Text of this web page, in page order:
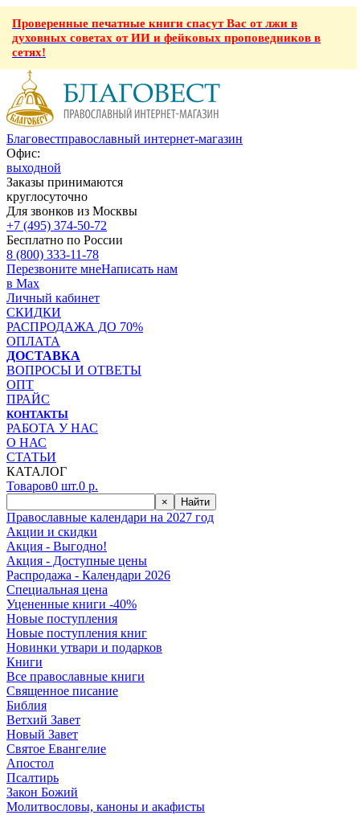
Проверенные печатные книги спасут Вас от лжи в
духовных советах от ИИ и фейковых проповедников в
сетях!
Благовестправославный интернет-магазин
Офис:
выходной
Заказы принимаются
круглосуточно
Для звонков из Москвы
+7 (495) 374-50-72
Бесплатно по России
8 (800) 333-11-78
Перезвоните мнеНаписать нам
в Max
Личный кабинет
СКИДКИ
РАСПРОДАЖА ДО 70%
ОПЛАТА
ДОСТАВКА
ВОПРОСЫ И ОТВЕТЫ
ОПТ
ПРАЙС
КОНТАКТЫ
РАБОТА У НАС
О НАС
СТАТЬИ
КАТАЛОГ
Товаров0 шт.0 р.
× Найти
Православные календари на 2027 год
Акции и скидки
Акция - Выгодно!
Акция - Доступные цены
Распродажа - Календари 2026
Специальная цена
Уцененные книги -40%
Новые поступления
Новые поступления книг
Новинки утвари и подарков
Книги
Все православные книги
Священное писание
Библия
Ветхий Завет
Новый Завет
Святое Евангелие
Апостол
Псалтирь
Закон Божий
Молитвословы, каноны и акафисты